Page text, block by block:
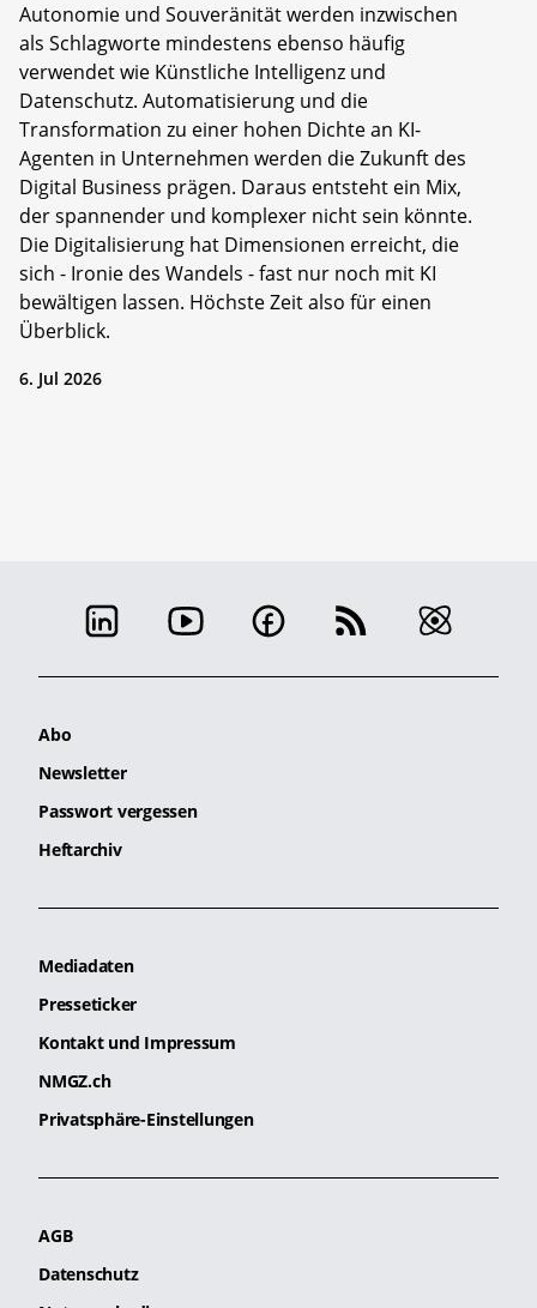
Autonomie und Souveränität werden inzwischen
als Schlagworte mindestens ebenso häufig
verwendet wie Künstliche Intelligenz und
Datenschutz. Automatisierung und die
Transformation zu einer hohen Dichte an KI-
Agenten in Unternehmen werden die Zukunft des
Digital Business prägen. Daraus entsteht ein Mix,
der spannender und komplexer nicht sein könnte.
Die Digitalisierung hat Dimensionen erreicht, die
sich - Ironie des Wandels - fast nur noch mit KI
bewältigen lassen. Höchste Zeit also für einen
Überblick.
6. Jul 2026
Abo
Newsletter
Passwort vergessen
Heftarchiv
Mediadaten
Presseticker
Kontakt und Impressum
NMGZ.ch
Privatsphäre-Einstellungen
AGB
Datenschutz